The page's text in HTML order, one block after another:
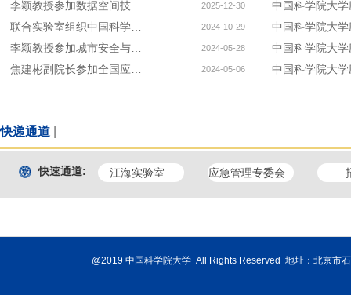
2025-12-30
2024-10-29
2024-05-28
2024-05-06
快递通道
快速通道: 江海实验室 应急管理专委会
@2019 中国科学院大学 All Rights Reserved 地址：北京市